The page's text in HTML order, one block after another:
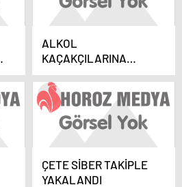
ALKOL
KAÇAKÇILARINA
OPERASYON: 3
GÖZALTI
ÇETE SİBER TAKİPLE
YAKALANDI